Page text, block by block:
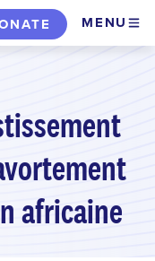
MENU
africaine